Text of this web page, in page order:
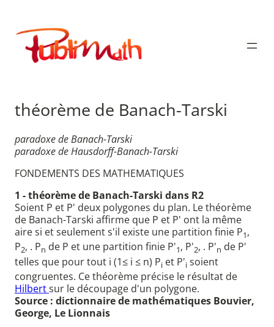
contenu
Publimath
théorème de Banach-Tarski
paradoxe de Banach-Tarski
paradoxe de Hausdorff-Banach-Tarski
FONDEMENTS DES MATHEMATIQUES
1 - théorème de Banach-Tarski dans R2
Soient P et P' deux polygones du plan. Le théorème
de Banach-Tarski affirme que P et P' ont la même
aire si et seulement s'il existe une partition finie P1,
P2, . Pn de P et une partition finie P'1, P'2, . P'n de P'
telles que pour tout i (1≤ i ≤ n) Pi et P'i soient
congruentes. Ce théorème précise le résultat de
Hilbertsur le découpage d'un polygone.
Source : dictionnaire de mathématiques Bouvier,
George, Le Lionnais